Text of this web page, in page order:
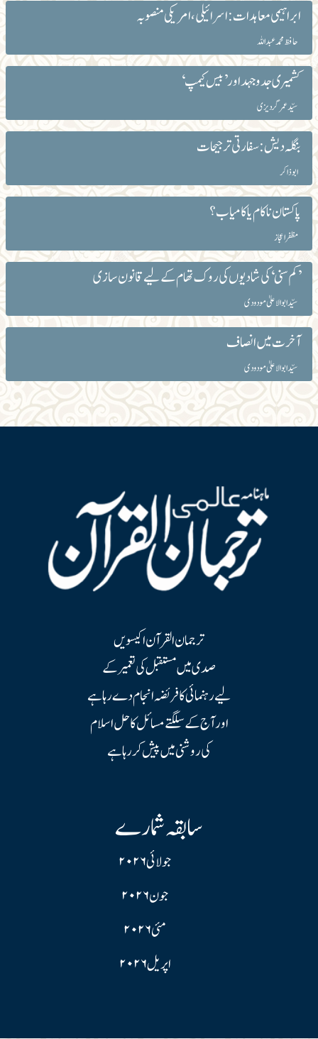
ابراہیمی معاہدات: اسرائیلی، امریکی منصوبہ
حافظ محمدعبداللہ
کشمیری جدوجہد اور ’بیس کیمپ‘
سیّد عمر گردیزی
بنگلہ دیش: سفارتی ترجیحات
ابو ذاکر
پاکستان ناکام یا کامیاب؟
مظفر اعجاز
’کم سنی‘ کی شادیوں کی روک تھام کے لیے قانون سازی
سیّد ابوالاعلیٰ مودودی
آخرت میں انصاف
سیّد ابوالاعلیٰ مودودی
ترجمان القرآن اکیسویں
صدی میں مستقبل کی تعمیر کے
لیے رہنمائی کا فریضہ انجام دے رہا ہے
اور آج کے سلگتے مسائل کا حل اسلام
کی روشنی میں پیش کر رہا ہے
سابقہ شمارے
جولائی ۲۰۲۶
جون ۲۰۲۶
مئی ۲۰۲۶
اپریل ۲۰۲۶